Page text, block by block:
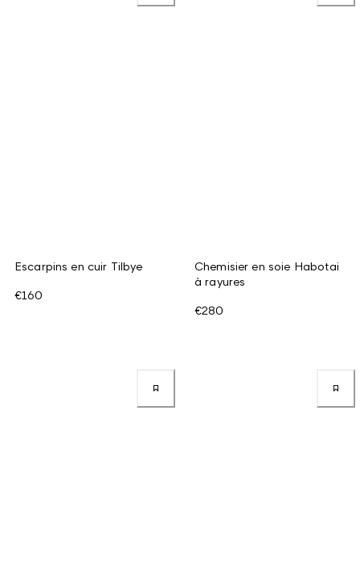
Escarpins en cuir Tilbye
€160
Chemisier en soie Habotai
à rayures
€280